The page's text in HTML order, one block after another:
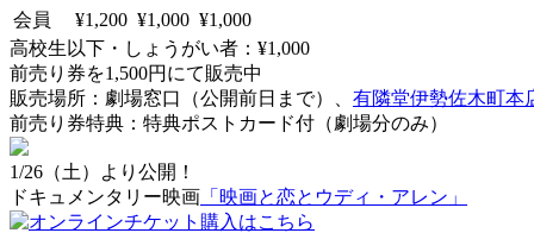
会員 ¥1,200 ¥1,000 ¥1,000
高校生以下・しょうがい者：¥1,000
前売り券を1,500円にて販売中
販売場所：劇場窓口（公開前日まで）、 有隣堂伊勢佐木町本
前売り券特典：特典ポストカード付（劇場分のみ）
1/26（土）より公開！
ドキュメンタリー映画 「映画と恋とウディ・アレン」